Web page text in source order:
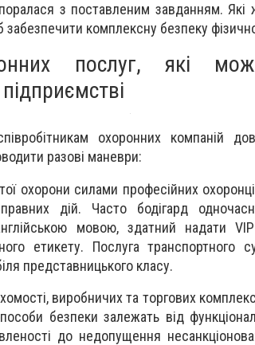
з поставленим завданням. Які
забезпечити комплексну безпеку
послуг, які
охоронних компаній
разові маневри:
охорони силами професійних
дій. Часто бодігард
мовою, здатний надати
етикету. Послуга транспортного
представницького класу.
виробничих та торгових
безпеки залежать від
до недопущення